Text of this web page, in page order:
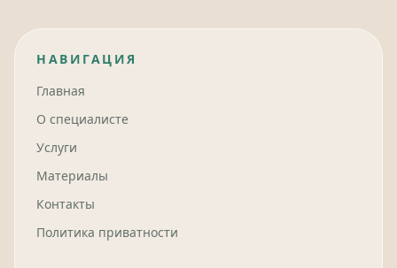
НАВИГАЦИЯ
Главная
О специалисте
Услуги
Материалы
Контакты
Политика приватности